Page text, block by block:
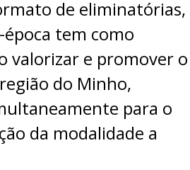
de eliminatórias,
tem como
valorizar e promover o
do Minho,
para o
da modalidade a